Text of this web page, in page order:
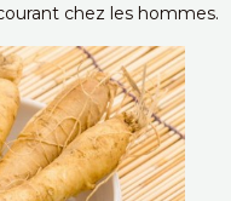
chez les hommes.